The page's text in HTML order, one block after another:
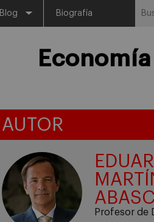
Blog Biografía
AUTOR
Profesor de